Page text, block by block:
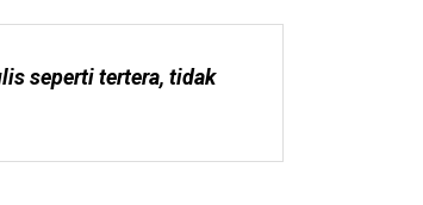
seperti tertera, tidak